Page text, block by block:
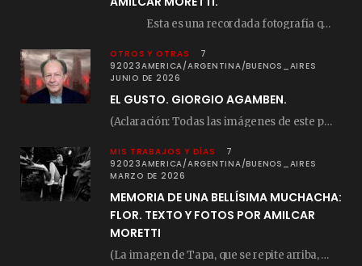
Esta es una recordada fotografía que registré…
OTROS Y OTRAS
7
92023AMERICA/ARGENTINA/BUENOS_AIRES
JUNIO DE 2026
EL GUSTO. GIORGIO AGAMBEN.
(Aclaración: Todas las imágenes de este posteo fueron tomadas de Bloghemia.com, y todos los…
MIS TRABAJOS Y DÍAS
7
92023AMERICA/ARGENTINA/BUENOS_AIRES
MARZO DE 2026
MEMORIA DE UNA BELLÍSIMA MUCHACHA:
FLOR. TEXTO Y FOTOS POR AMILCAR
MORETTI
(La imagen de Tapa, que se repite arriba, fue compuesta por Amilcar Moretti el viernes…